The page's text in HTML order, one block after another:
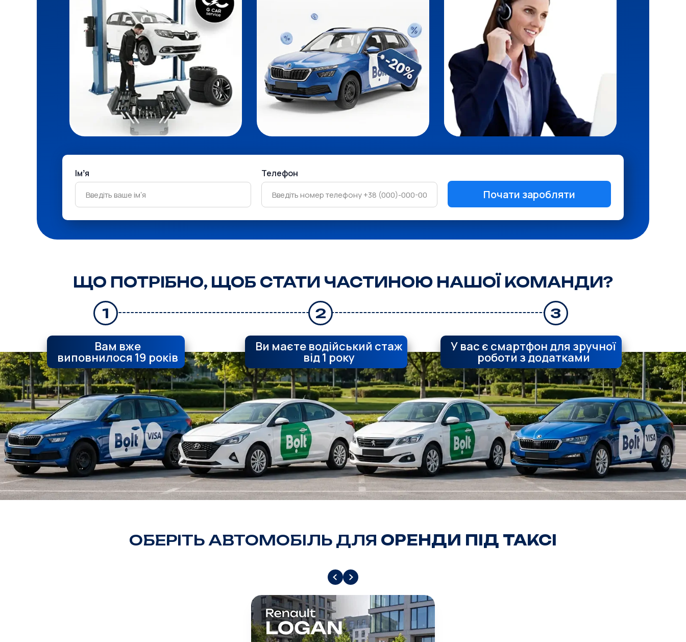
Імʼя Телефон
Почати заробляти
Вам вже
виповнилося 19 років
Ви маєте водійський стаж
від 1 року
У вас є смартфон для зручної
роботи з додатками
3
2
1
ЩО ПОТРІБНО, ЩОБ СТАТИ ЧАСТИНОЮ НАШОЇ КОМАНДИ?
ОБЕРІТЬ АВТОМОБІЛЬ ДЛЯ ОРЕНДИ ПІД ТАКСІ